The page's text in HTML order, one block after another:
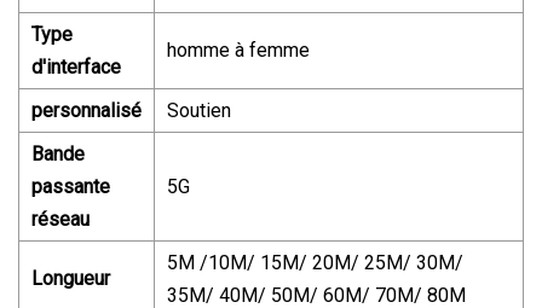
Type
d'interface
homme à femme
personnalisé
Soutien
Bande
passante
réseau
5G
Longueur
5M /10M/ 15M/ 20M/ 25M/ 30M/
35M/ 40M/ 50M/ 60M/ 70M/ 80M